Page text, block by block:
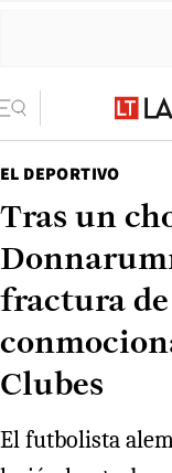
EL DEPORTIVO
Tras un
fractura
Clubes
El futbolista